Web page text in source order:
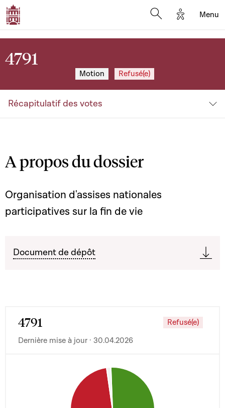
Options
Menu
4791
Motion Refusé(e)
Récapitulatif des votes
A propos du dossier
Organisation d'assises nationales
participatives sur la fin de vie
Document de dépôt
4791
Refusé(e)
Dernière mise à jour · 30.04.2026